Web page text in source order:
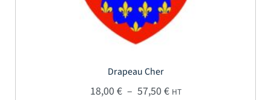
Drapeau Cher
18,00€ – 57,50€Plage de prix : 18,00 €
HT